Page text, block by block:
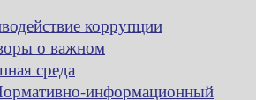
коррупции
о важном
среда
информационный